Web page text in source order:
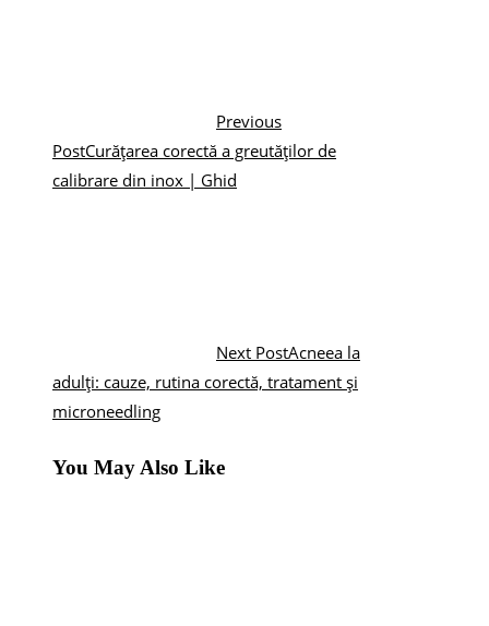
Previous
PostCurățarea corectă a greutăților de
calibrare din inox | Ghid
Next PostAcneea la
adulți: cauze, rutina corectă, tratament și
microneedling
You May Also Like